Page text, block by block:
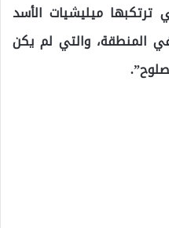
ترتكبها ميليشيات الأسد
المنطقة، والتي لم يكن